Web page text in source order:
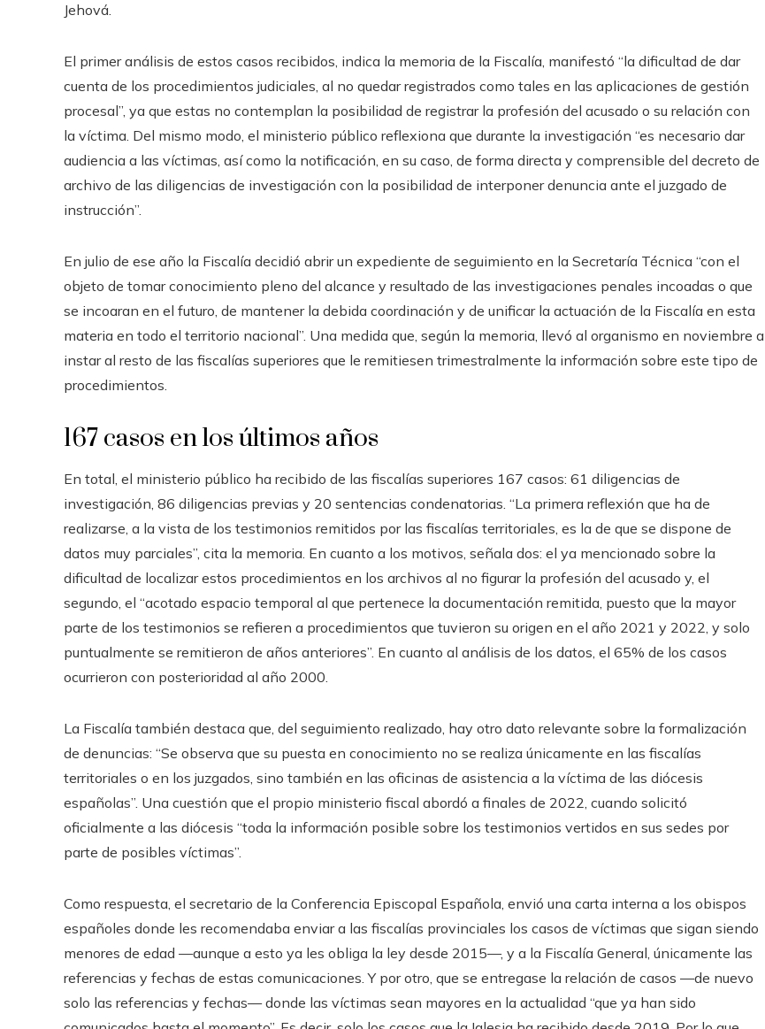
Jehová.
El primer análisis de estos casos recibidos, indica la memoria de la Fiscalía, manifestó “la dificultad de dar
cuenta de los procedimientos judiciales, al no quedar registrados como tales en las aplicaciones de gestión
procesal”, ya que estas no contemplan la posibilidad de registrar la profesión del acusado o su relación con
la víctima. Del mismo modo, el ministerio público reflexiona que durante la investigación “es necesario dar
audiencia a las víctimas, así como la notificación, en su caso, de forma directa y comprensible del decreto de
archivo de las diligencias de investigación con la posibilidad de interponer denuncia ante el juzgado de
instrucción”.
En julio de ese año la Fiscalía decidió abrir un expediente de seguimiento en la Secretaría Técnica “con el
objeto de tomar conocimiento pleno del alcance y resultado de las investigaciones penales incoadas o que
se incoaran en el futuro, de mantener la debida coordinación y de unificar la actuación de la Fiscalía en esta
materia en todo el territorio nacional”. Una medida que, según la memoria, llevó al organismo en noviembre a
instar al resto de las fiscalías superiores que le remitiesen trimestralmente la información sobre este tipo de
procedimientos.
167 casos en los últimos años
En total, el ministerio público ha recibido de las fiscalías superiores 167 casos: 61 diligencias de
investigación, 86 diligencias previas y 20 sentencias condenatorias. “La primera reflexión que ha de
realizarse, a la vista de los testimonios remitidos por las fiscalías territoriales, es la de que se dispone de
datos muy parciales”, cita la memoria. En cuanto a los motivos, señala dos: el ya mencionado sobre la
dificultad de localizar estos procedimientos en los archivos al no figurar la profesión del acusado y, el
segundo, el “acotado espacio temporal al que pertenece la documentación remitida, puesto que la mayor
parte de los testimonios se refieren a procedimientos que tuvieron su origen en el año 2021 y 2022, y solo
puntualmente se remitieron de años anteriores”. En cuanto al análisis de los datos, el 65% de los casos
ocurrieron con posterioridad al año 2000.
La Fiscalía también destaca que, del seguimiento realizado, hay otro dato relevante sobre la formalización
de denuncias: “Se observa que su puesta en conocimiento no se realiza únicamente en las fiscalías
territoriales o en los juzgados, sino también en las oficinas de asistencia a la víctima de las diócesis
españolas”. Una cuestión que el propio ministerio fiscal abordó a finales de 2022, cuando solicitó
oficialmente a las diócesis “toda la información posible sobre los testimonios vertidos en sus sedes por
parte de posibles víctimas”.
Como respuesta, el secretario de la Conferencia Episcopal Española, envió una carta interna a los obispos
españoles donde les recomendaba enviar a las fiscalías provinciales los casos de víctimas que sigan siendo
menores de edad —aunque a esto ya les obliga la ley desde 2015—, y a la Fiscalía General, únicamente las
referencias y fechas de estas comunicaciones. Y por otro, que se entregase la relación de casos —de nuevo
solo las referencias y fechas— donde las víctimas sean mayores en la actualidad “que ya han sido